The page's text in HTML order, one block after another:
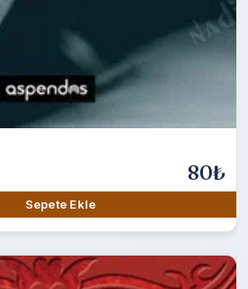
80₺
Sepete Ekle